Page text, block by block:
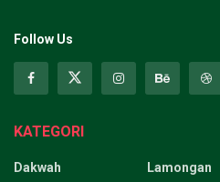
Follow Us
KATEGORI
Dakwah
Lamongan